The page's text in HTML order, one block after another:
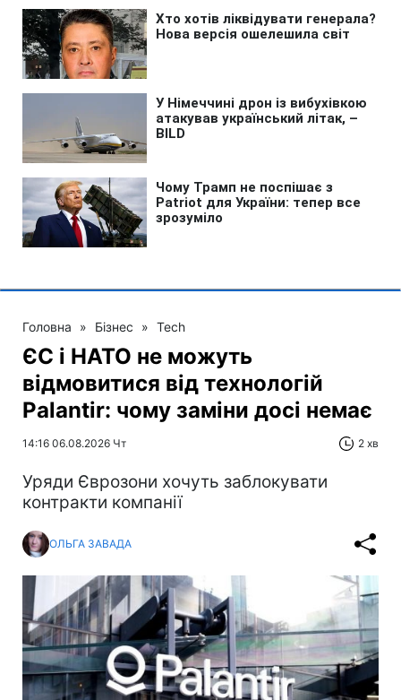
Головна » Бізнес » Tech
ЄС і НАТО не можуть
відмовитися від технологій
Palantir: чому заміни досі немає
14:16 06.08.2026 Чт 2 хв
Уряди Єврозони хочуть заблокувати
контракти компанії
ОЛЬГА ЗАВАДА